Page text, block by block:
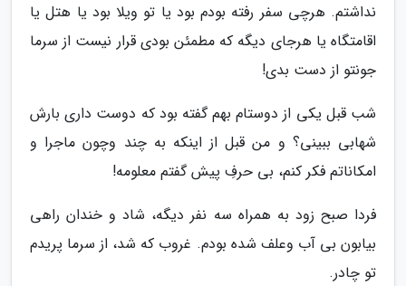
نداشتم. هرچی سفر رفته بودم بود یا تو ویلا بود یا هتل یا
اقامتگاه یا هرجای دیگه که مطمئن بودی قرار نیست از سرما
جونتو از دست بدی!
شب قبل یکی از دوستام بهم گفته بود که دوست داری بارش
شهابی ببینی؟ و من قبل از اینکه به چند وچون ماجرا و
امکاناتم فکر کنم، بی حرفِ پیش گفتم معلومه!
فردا صبح زود به همراه سه نفر دیگه، شاد و خندان راهی
بیابون بی آب وعلف شده بودم. غروب که شد، از سرما پریدم
تو چادر.